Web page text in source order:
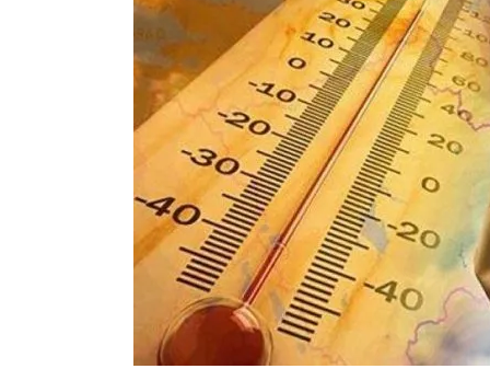
“Китепкана түнγ-2026”:
менен жолугушууга келиңиз!
Латын арибиндеги
тарыхы жана редакторлору...
“КАРА КЕМПИР”:
Кыргызстандагы эң ири
Royal Central Park'ка 30 миң